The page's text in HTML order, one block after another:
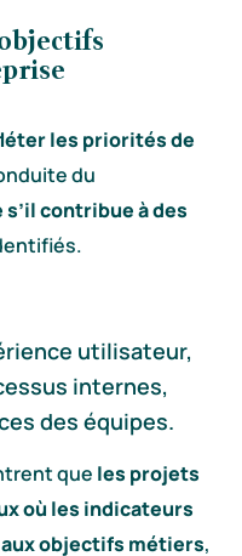
les priorités de
du
s’il contribue à des
utilisateur,
internes,
des équipes.
que les projets
où les indicateurs
objectifs métiers,